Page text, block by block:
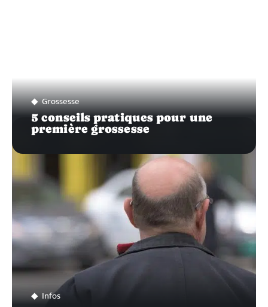
Grossesse
5 conseils pratiques pour une
première grossesse
Infos